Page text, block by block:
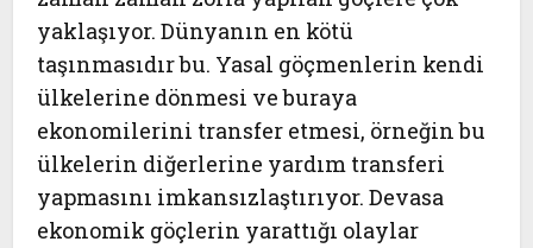
yaklaşıyor. Dünyanın en kötü
taşınmasıdır bu. Yasal göçmenlerin kendi
ülkelerine dönmesi ve buraya
ekonomilerini transfer etmesi, örneğin bu
ülkelerin diğerlerine yardım transferi
yapmasını imkansızlaştırıyor. Devasa
ekonomik göçlerin yarattığı olaylar